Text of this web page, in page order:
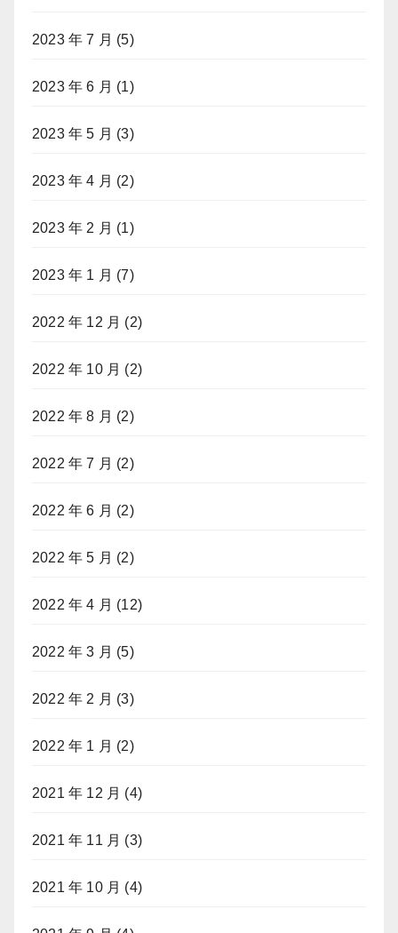
2023 年 7 月 (5)
2023 年 6 月 (1)
2023 年 5 月 (3)
2023 年 4 月 (2)
2023 年 2 月 (1)
2023 年 1 月 (7)
2022 年 12 月 (2)
2022 年 10 月 (2)
2022 年 8 月 (2)
2022 年 7 月 (2)
2022 年 6 月 (2)
2022 年 5 月 (2)
2022 年 4 月 (12)
2022 年 3 月 (5)
2022 年 2 月 (3)
2022 年 1 月 (2)
2021 年 12 月 (4)
2021 年 11 月 (3)
2021 年 10 月 (4)